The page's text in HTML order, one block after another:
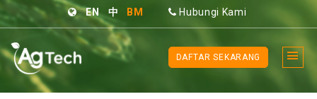
EN 中 BM Hubungi Kami
DAFTAR SEKARANG